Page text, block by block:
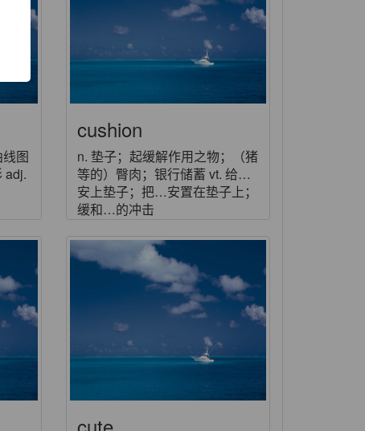
图
adj.
cushion
n. 垫子；起缓解作用之物；（猪
等的）臀肉；银行储蓄 vt. 给…
安上垫子；把…安置在垫子上；
缓和…的冲击